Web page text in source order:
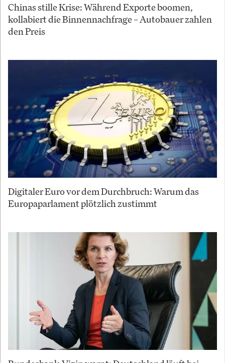
Chinas stille Krise: Während Exporte boomen,
kollabiert die Binnennachfrage – Autobauer zahlen
den Preis
Digitaler Euro vor dem Durchbruch: Warum das
Europaparlament plötzlich zustimmt